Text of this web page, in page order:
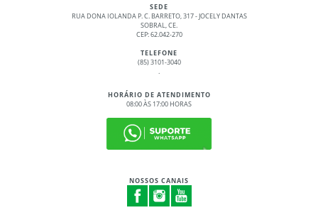
SEDE
RUA DONA IOLANDA P. C. BARRETO, 317 - JOCELY DANTAS
SOBRAL, CE.
CEP: 62.042-270
TELEFONE
(85) 3101-3040
.
HORÁRIO DE ATENDIMENTO
08:00 ÀS 17:00 HORAS
NOSSOS CANAIS